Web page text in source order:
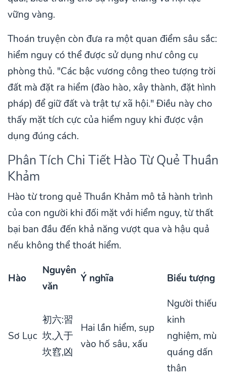
vững vàng.
Thoán truyện còn đưa ra một quan điểm sâu sắc:
hiểm nguy có thể được sử dụng như công cụ
phòng thủ. "Các bậc vương công theo tượng trời
đất mà đặt ra hiểm (đào hào, xây thành, đặt hình
pháp) để giữ đất và trật tự xã hội." Điều này cho
thấy mặt tích cực của hiểm nguy khi được vận
dụng đúng cách.
Phân Tích Chi Tiết Hào Từ Quẻ Thuần
Khảm
Hào từ trong quẻ Thuần Khảm mô tả hành trình
của con người khi đối mặt với hiểm nguy, từ thất
bại ban đầu đến khả năng vượt qua và hậu quả
nếu không thể thoát hiểm.
Hào
Nguyên
văn
Ý nghĩa Biểu tượng
Sơ Lục
初六:習
坎,入于
坎窞,凶
Hai lần hiểm, sụp
vào hố sâu, xấu
Người thiếu
kinh
nghiệm, mù
quáng dấn
thân